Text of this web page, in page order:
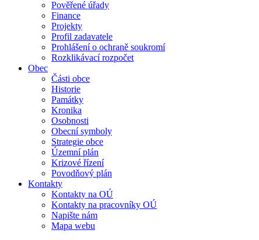
Pověřené úřady
Finance
Projekty
Profil zadavatele
Prohlášení o ochraně soukromí
Rozklikávací rozpočet
Obec
Části obce
Historie
Památky
Kronika
Osobnosti
Obecní symboly
Strategie obce
Územní plán
Krizové řízení
Povodňový plán
Kontakty
Kontakty na OÚ
Kontakty na pracovníky OÚ
Napište nám
Mapa webu